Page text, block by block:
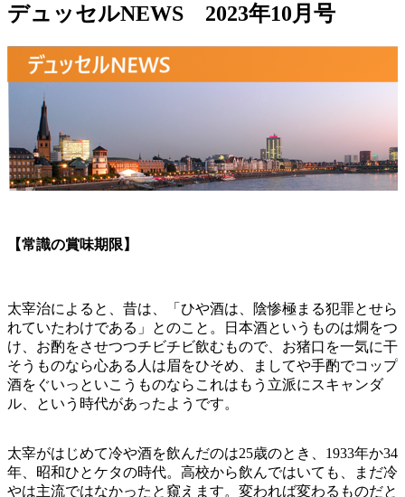
デュッセルNEWS 2023年10月号
【常識の賞味期限】
太宰治によると、昔は、「ひや酒は、陰惨極まる犯罪とせら
れていたわけである」とのこと。日本酒というものは燗をつ
け、お酌をさせつつチビチビ飲むもので、お猪口を一気に干
そうものなら心ある人は眉をひそめ、ましてや手酌でコップ
酒をぐいっといこうものならこれはもう立派にスキャンダ
ル、という時代があったようです。
太宰がはじめて冷や酒を飲んだのは25歳のとき、1933年か34
年、昭和ひとケタの時代。高校から飲んではいても、まだ冷
やは主流ではなかったと窺えます。変われば変わるものだと